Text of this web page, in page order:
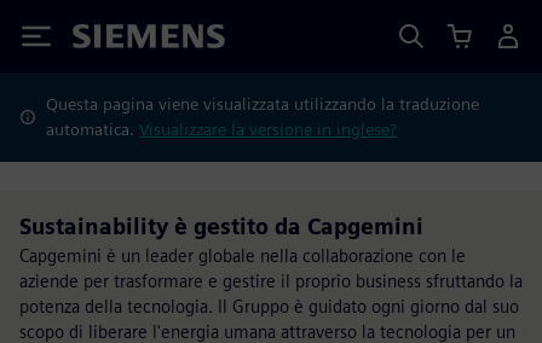
Siemens
Questa pagina viene visualizzata utilizzando la traduzione
automatica.Visualizzare la versione in inglese?
Sustainability è gestito da Capgemini
Capgemini è un leader globale nella collaborazione con le
aziende per trasformare e gestire il proprio business sfruttando la
potenza della tecnologia. Il Gruppo è guidato ogni giorno dal suo
scopo di liberare l'energia umana attraverso la tecnologia per un